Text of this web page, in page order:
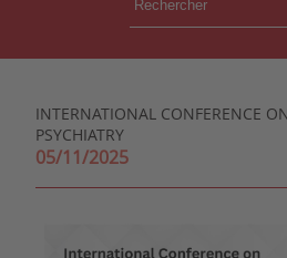
ÉVÉNEMENTS
INTERNATIONAL CONFERENCE
PSYCHIATRY
05/11/2025